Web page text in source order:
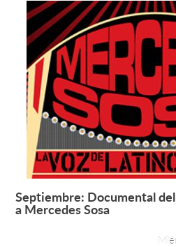
Septiembre: Documental
a Mercedes Sosa